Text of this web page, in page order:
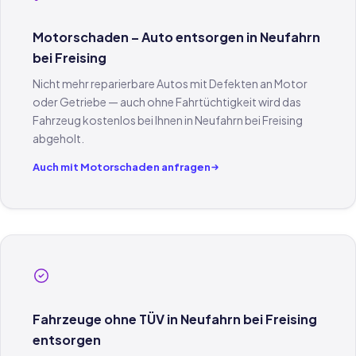
Motorschaden – Auto entsorgen in Neufahrn
bei Freising
Nicht mehr reparierbare Autos mit Defekten an Motor
oder Getriebe — auch ohne Fahrtüchtigkeit wird das
Fahrzeug kostenlos bei Ihnen in Neufahrn bei Freising
abgeholt.
Auch mit Motorschaden anfragen
Fahrzeuge ohne TÜV in Neufahrn bei Freising
entsorgen